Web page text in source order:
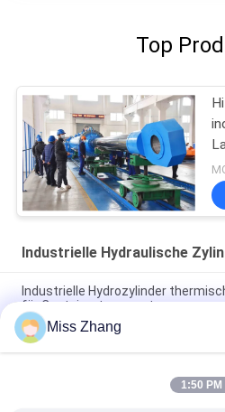
Top
Industrielle Hydraulische
Industrielle Hydrozylinder
für Containertransport
Elektrischer Hydrozylinder-
Hydrozylinder DNV
Kundengebundener industrieller
Miss Zhang
1:50 PM